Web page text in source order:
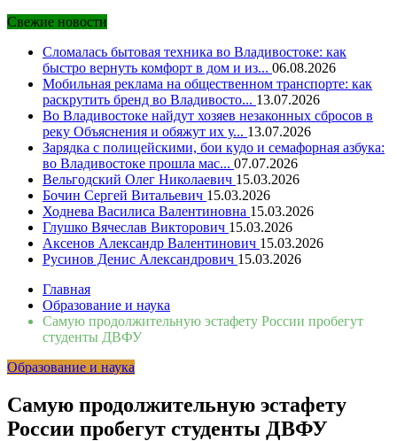
Свежие новости
Сломалась бытовая техника во Владивостоке: как
быстро вернуть комфорт в дом и из... 06.08.2026
Мобильная реклама на общественном транспорте: как
раскрутить бренд во Владивосто... 13.07.2026
Во Владивостоке найдут хозяев незаконных сбросов в
реку Объяснения и обяжут их у... 13.07.2026
Зарядка с полицейскими, бои кудо и семафорная азбука:
во Владивостоке прошла мас... 07.07.2026
Вельгодский Олег Николаевич 15.03.2026
Бочин Сергей Витальевич 15.03.2026
Ходнева Василиса Валентиновна 15.03.2026
Глушко Вячеслав Викторович 15.03.2026
Аксенов Александр Валентинович 15.03.2026
Русинов Денис Александрович 15.03.2026
Главная
Образование и наука
Самую продолжительную эстафету России пробегут
студенты ДВФУ
Образование и наука
Самую продолжительную эстафету
России пробегут студенты ДВФУ